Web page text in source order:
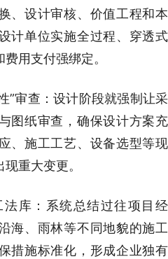
、设计审核、价值工程和本
计单位实施全过程、穿透式
用支付强绑定。
”审查：设计阶段就强制让采
图纸审查，确保设计方案充
、施工工艺、设备选型等现
重大变更。
库：系统总结过往项目经
海、雨林等不同地貌的施工
措施标准化，形成企业独有